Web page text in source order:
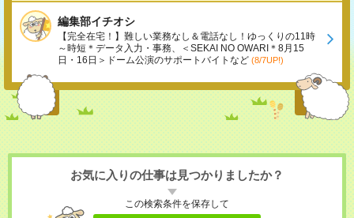
編集部イチオシ
【完全在宅！】難しい業務なし＆電話なし！ゆっくりの11時
～時短＊データ入力・事務、＜SEKAI NO OWARI＊8月15
日・16日＞ドーム公演のサポートバイトなど (8/7UP!)
お気に入りの仕事は見つかりましたか？
この検索条件を保存して